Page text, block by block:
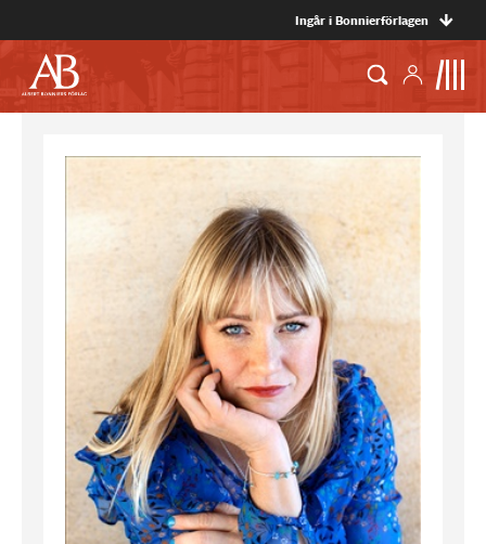
Ingår i Bonnierförlagen